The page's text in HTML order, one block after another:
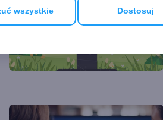
wszystkie Dostosuj